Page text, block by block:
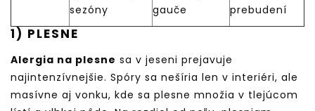
sezóny
gauče
prebudení
1) PLESNE
Alergia na plesne sa v jeseni prejavuje
najintenzívnejšie. Spóry sa nešíria len v interiéri, ale
masívne aj vonku, kde sa plesne množia v tlejúcom